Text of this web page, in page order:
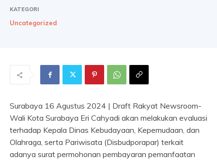
KATEGORI
Uncategorized
Surabaya 16 Agustus 2024 | Draft Rakyat Newsroom-
Wali Kota Surabaya Eri Cahyadi akan melakukan evaluasi
terhadap Kepala Dinas Kebudayaan, Kepemudaan, dan
Olahraga, serta Pariwisata (Disbudporapar) terkait
adanya surat permohonan pembayaran pemanfaatan